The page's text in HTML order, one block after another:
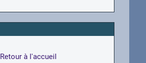
Retour à l'accueil